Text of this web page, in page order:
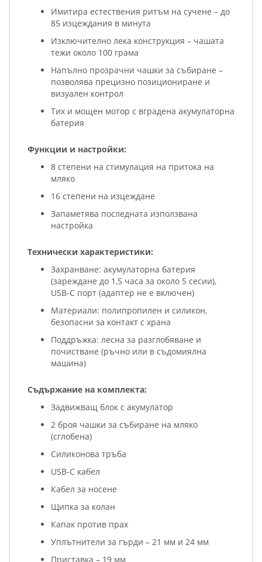
Имитира естествения ритъм на сучене – до
85 изцеждания в минута
Изключително лека конструкция – чашата
тежи около 100 грама
Напълно прозрачни чашки за събиране –
позволява прецизно позициониране и
визуален контрол
Тих и мощен мотор с вградена акумулаторна
батерия
Функции и настройки:
8 степени на стимулация на притока на
мляко
16 степени на изцеждане
Запаметява последната използвана
настройка
Технически характеристики:
Захранване: акумулаторна батерия
(зареждане до 1,5 часа за около 5 сесии),
USB-C порт (адаптер не е включен)
Материали: полипропилен и силикон,
безопасни за контакт с храна
Поддръжка: лесна за разглобяване и
почистване (ръчно или в съдомиялна
машина)
Съдържание на комплекта:
Задвижващ блок с акумулатор
2 броя чашки за събиране на мляко
(сглобена)
Силиконова тръба
USB-C кабел
Кабел за носене
Щипка за колан
Капак против прах
Уплътнители за гърди – 21 мм и 24 мм
Приставка – 19 мм